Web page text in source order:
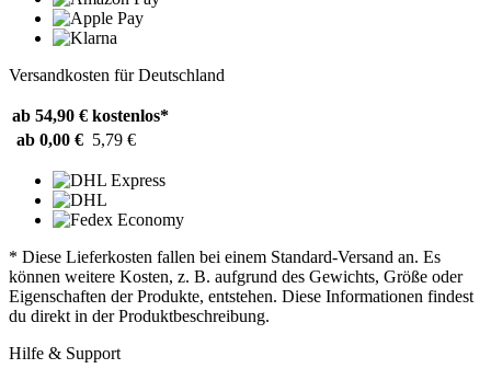
Versandkosten für Deutschland
ab 54,90 € kostenlos*
ab 0,00 € 5,79 €
* Diese Lieferkosten fallen bei einem Standard-Versand an. Es
können weitere Kosten, z. B. aufgrund des Gewichts, Größe oder
Eigenschaften der Produkte, entstehen. Diese Informationen findest
du direkt in der Produktbeschreibung.
Hilfe & Support